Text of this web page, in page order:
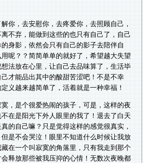
你，去安慰你，去疼爱你，去照顾自己，
不弃，能做到这些的也只有自己了，自己
身影，依然会只有自己的影子去陪伴自
呢？？简简单单的就好了，希望越大失望
法放在心里，让自己去品味算了，生活毕
才能品出其中的酸甜苦涩吧！不是不幸
义越来越简单了，活着就是一种幸福！
，是个很爱热闹的孩子，可是，这样的夜
在是阳光下外人眼里的我了！退去了白天
的自己嘛？只是觉得这样的感觉很真实，
是不会哭泣！眼里不知道什么时候让我放
在一个叫寂寞的角落里，只有我走到那个
释放那些被我压抑的心情！无数次夜晚都